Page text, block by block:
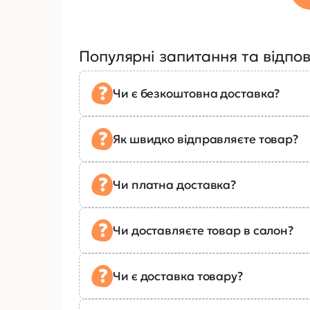
Популярні запитання та
Чи є безкоштовна доставка?
Як швидко відправляєте товар?
Чи платна доставка?
Чи доставляєте товар в салон?
Чи є доставка товару?